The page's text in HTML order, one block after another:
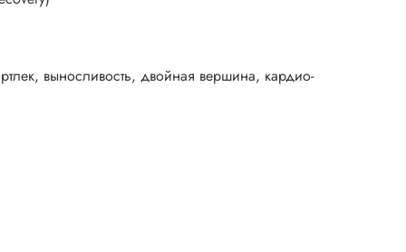
выносливость, двойная вершина, кардио-